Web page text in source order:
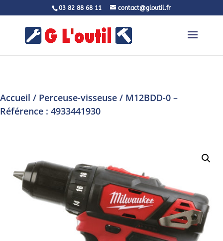
03 82 88 68 11 contact@gloutil.fr
Accueil / Perceuse-visseuse / M12BDD-0 –
Référence : 4933441930